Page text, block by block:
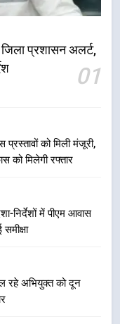
जिला प्रशासन अलर्ट,
01
प्रस्तावों को मिली मंजूरी,
को मिलेगी रफ्तार
निर्देशों में पीएम आवास
रहे अभियुक्त को दून
6 अगस्त को
में कंट्रोल रूम
का सख्त एक्शन,
हर माह होगी